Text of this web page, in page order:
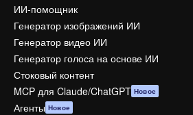
ИИ-помощник
Генератор изображений ИИ
Генератор видео ИИ
Генератор голоса на основе ИИ
Стоковый контент
MCP для Claude/ChatGPT Новое
Агенты Новое